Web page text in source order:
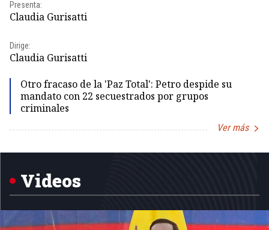
Presenta:
Claudia Gurisatti
Dirige:
Claudia Gurisatti
Otro fracaso de la 'Paz Total': Petro despide su
mandato con 22 secuestrados por grupos
criminales
Ver más
Videos